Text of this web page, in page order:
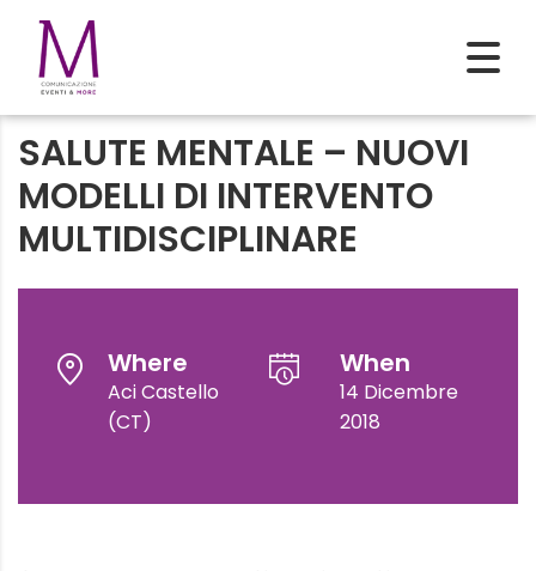
SALUTE MENTALE – NUOVI
MODELLI DI INTERVENTO
MULTIDISCIPLINARE
Where
Aci Castello
(CT)
When
14 Dicembre
2018